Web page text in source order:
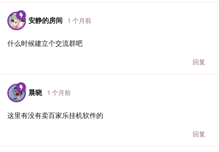
安静的房间 1 个月前
什么时候建立个交流群吧
回复
晨晓 1 个月前
这里有没有卖百家乐挂机软件的
回复